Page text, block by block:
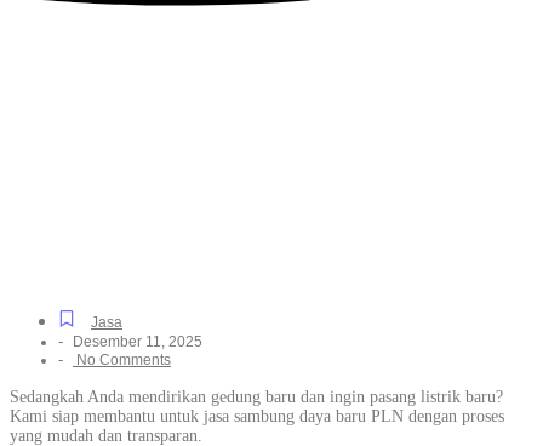
Jasa
- Desember 11, 2025
- No Comments
Sedangkah Anda mendirikan gedung baru dan ingin pasang listrik baru?
Kami siap membantu untuk jasa sambung daya baru PLN dengan proses
yang mudah dan transparan.